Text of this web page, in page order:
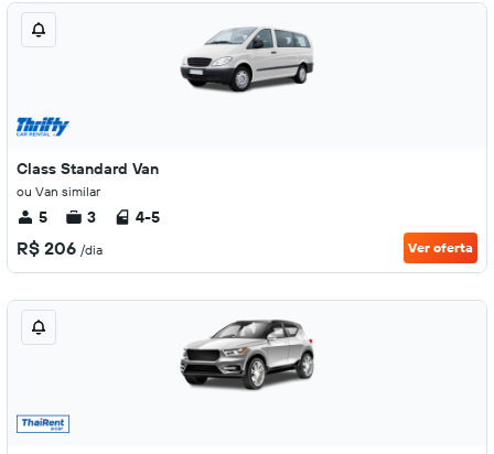
Class Standard Van
ou Van similar
5 3 4-5
R$ 206 /dia Ver oferta